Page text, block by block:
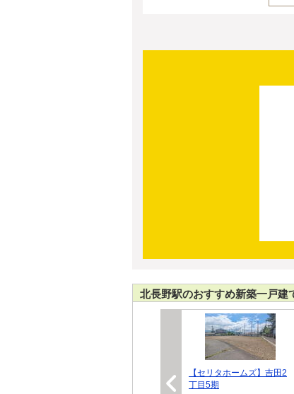
北長野駅のおすすめ新築一戸建
【セリタホームズ】吉田2
丁目5期